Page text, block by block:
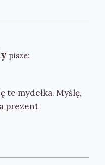
pisze:
te mydełka. Myślę,
prezent